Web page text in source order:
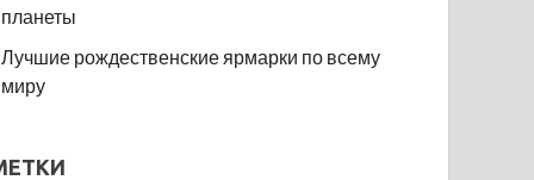
планеты
Лучшие рождественские ярмарки по всему
миру